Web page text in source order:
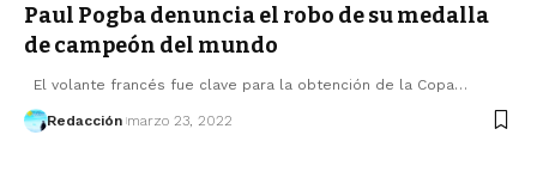
Paul Pogba denuncia el robo de su medalla
de campeón del mundo
El volante francés fue clave para la obtención de la Copa…
Redacción marzo 23, 2022